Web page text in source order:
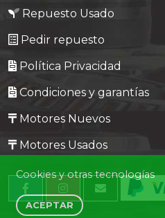
Repuesto Usado
Pedir repuesto
Política Privacidad
Condiciones y garantías
Motores Nuevos
Motores Usados
Cookies y otras tecnologías
ACEPTAR